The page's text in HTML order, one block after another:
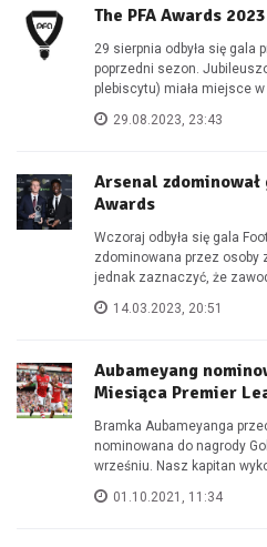
The PFA Awards
29 sierpnia odbyła się gala
poprzedni sezon.
plebiscytu) miała miejsce
29.08.2023, 23:43
Arsenal
Awards
Wczoraj odbyła się gala
zdominowana przez osoby
jednak zaznaczyć, że
14.03.2023, 20:51
Aubameyang
Miesiąca Premier
Bramka Aubameyanga
nominowana do nagrody
wrześniu. Nasz kapitan
01.10.2021, 11:34